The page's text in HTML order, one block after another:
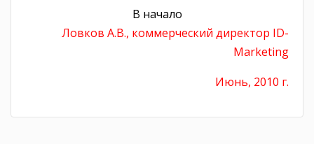
В начало
Ловков А.В., коммерческий директор ID-
Marketing
Июнь, 2010 г.